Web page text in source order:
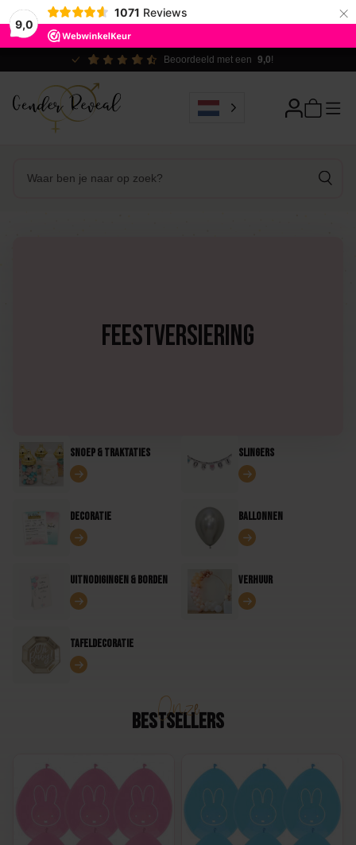
9,0
1071 Reviews ×
Ecologisch verantwoord
Feestversiering
Snoep & traktaties Slingers
Decoratie Ballonnen
Uitnodigingen & borden Verhuur
Tafeldecoratie
Onze
Bestsellers